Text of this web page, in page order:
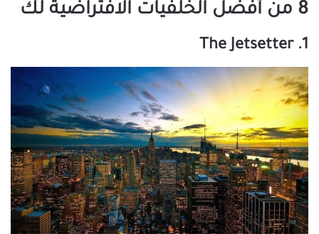
8 من أفضل الخلفيات الافتراضية لك
1. The Jetsetter